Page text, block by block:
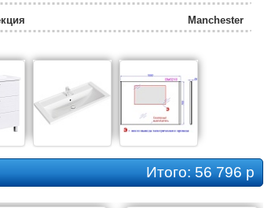
Manchester
Итого:56 796 р